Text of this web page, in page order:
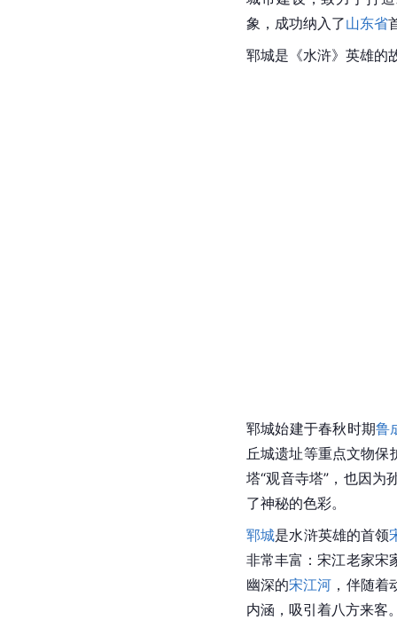
象，成功纳入了山东省
郓城是《水浒》英雄的
郓城始建于春秋时期鲁
丘城遗址等重点文物
塔“观音寺塔”，也因为
了神秘的色彩。
郓城是水浒英雄的首领
非常丰富：宋江老家宋
幽深的宋江河 ，伴随
内涵，吸引着八方来客